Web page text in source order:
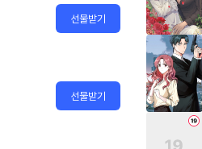
선물받기
선물받기